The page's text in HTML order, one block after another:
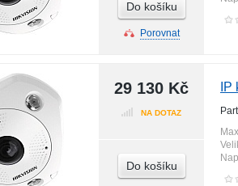
Do košíku
Porovnat
29 130 Kč
NA DOTAZ
Do košíku